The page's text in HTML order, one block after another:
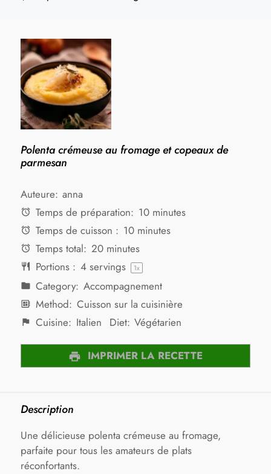
Polenta crémeuse au fromage et copeaux de
parmesan
Auteure: anna
Temps de préparation: 10 minutes
Temps de cuisson : 10 minutes
Temps total: 20 minutes
Portions : 4servings 1x
Category: Accompagnement
Method: Cuisson sur la cuisinière
Cuisine: Italien Diet: Végétarien
IMPRIMER LA RECETTE
Description
Une délicieuse polenta crémeuse au fromage,
parfaite pour tous les amateurs de plats
réconfortants.